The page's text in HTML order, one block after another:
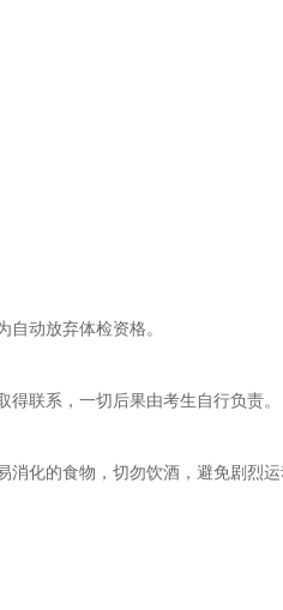
动放弃体检资格。
联系，一切后果由考生自行负责。
消化的食物，切勿饮酒，避免剧烈